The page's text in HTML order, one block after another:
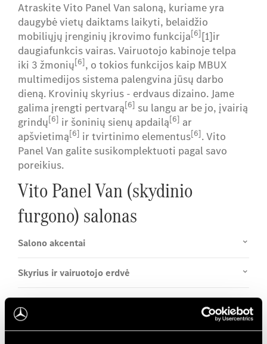
Atraskite Vito Panel Van saloną, kuriame yra
daugybė vietų daiktams laikyti, belaidžio
mobiliųjų įrenginių įkrovimo funkcija[6][1]ir
daugiafunkcis vairas. Vairuotojo kabinoje telpa
iki 3 žmonių[6], o tokios funkcijos kaip MBUX
multimedijos sistema palengvina jūsų darbo
dieną. Krovinių skyrius - erdvaus dizaino. Jame
galima įrengti pertvarą[6] su langu ar be jo, įvairią
grindų[6] ir šoninių sienų apdailą[6] ar
apšvietimą[6] ir tvirtinimo elementus[6]. Vito
Panel Van galite susikomplektuoti pagal savo
poreikius.
Vito Panel Van (skydinio
furgono) salonas
Salono akcentai
Skyrius ir vairuotojo erdvė